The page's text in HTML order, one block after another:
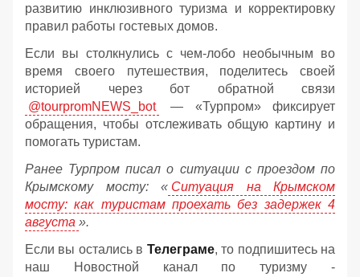
развитию инклюзивного туризма и корректировку
правил работы гостевых домов.
Если вы столкнулись с чем-лобо необычным во
время своего путешествия, поделитесь своей
историей через бот обратной связи
@tourpromNEWS_bot
— «Турпром» фиксирует
обращения, чтобы отслеживать общую картину и
помогать туристам.
Ранее Турпром писал о ситуации с проездом по
Крымскому мосту: « Ситуация на Крымском
мосту: как туристам проехать без задержек 4
августа ».
Если вы остались в Телеграме, то подпишитесь на
наш Новостной канал по туризму -